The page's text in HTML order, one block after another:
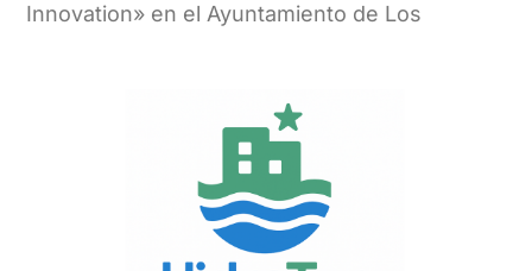
Innovation» en el Ayuntamiento de Los